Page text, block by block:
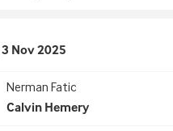
3 Nov 2025
Nerman Fatic
Calvin Hemery